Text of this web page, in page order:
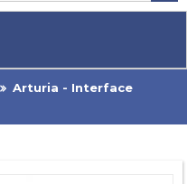
Arturia - Interface